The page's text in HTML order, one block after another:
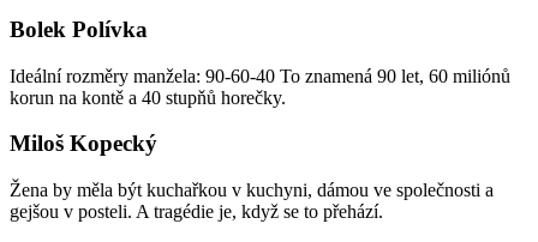
Bolek Polívka
Ideální rozměry manžela: 90-60-40 To znamená 90 let, 60 miliónů
korun na kontě a 40 stupňů horečky.
Miloš Kopecký
Žena by měla být kuchařkou v kuchyni, dámou ve společnosti a
gejšou v posteli. A tragédie je, když se to přehází.